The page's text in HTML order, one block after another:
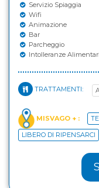
Servizio Spiaggia
Wifi
Animazione
Bar
Parcheggio
Intolleranze Alimentari
TRATTAMENTI:
MISVAGO + :
LIBERO DI RIPENSARCI